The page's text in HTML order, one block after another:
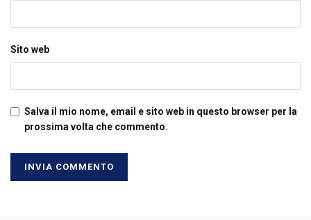
Sito web
Salva il mio nome, email e sito web in questo browser per la
prossima volta che commento.